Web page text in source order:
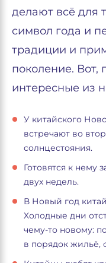
делают всё для
символ года и
традиции и
поколение. Вот,
интересные из
У китайского
встречают во
солнцестояния.
Готовятся к нему
двух недель.
В Новый год
Холодные дни
чему-то новому:
в порядок жильё,